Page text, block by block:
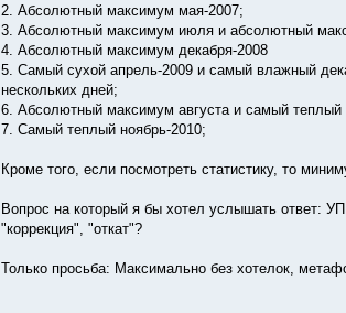
2. Абсолютный максимум мая-2007;
3. Абсолютный максимум июля и абсолютный
4. Абсолютный максимум декабря-2008
5. Самый сухой апрель-2009 и самый влажный
нескольких дней;
6. Абсолютный максимум августа и самый теплый
7. Самый теплый ноябрь-2010;
Кроме того, если посмотреть статистику, то
Вопрос на который я бы хотел услышать ответ:
"коррекция", "откат"?
Только просьба: Максимально без хотелок,